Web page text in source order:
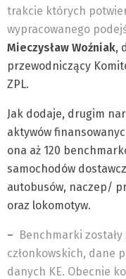
trakcie których
wypracowanego
Mieczysław Woźniak,
przewodniczący
ZPL.
Jak dodaje, drugim
aktywów
ona aż 120
samochodów
autobusów, naczep/
oraz lokomotyw.
– Benchmarki
członkowskich, dane
danych KE. Obecnie